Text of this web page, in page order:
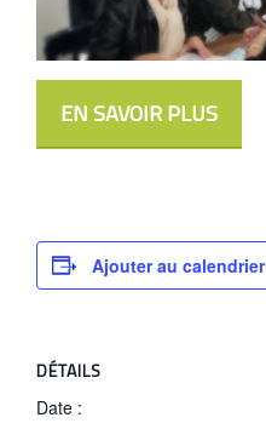
EN SAVOIR PLUS
Ajouter au calendrier
DÉTAILS
Date :